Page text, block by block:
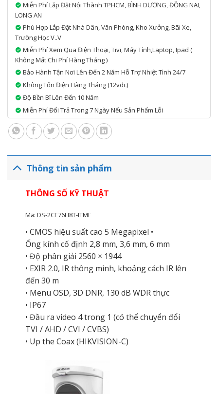
Miễn Phí Lắp Đặt Nội Thành TPHCM, BÌNH DƯƠNG, ĐỒNG NAI,
LONG AN
Phù Hợp Lắp Đặt Nhà Dân, Văn Phòng, Kho Xưởng, Bãi Xe,
Trường Học V..v
Miễn Phí Xem Qua Điện Thoại, Tivi, Máy Tính,laptop, Ipad (
Không Mất Chi Phí Hàng Tháng )
Bảo Hành Tận Nơi Lên Đến 2 Năm Hỗ Trợ Nhiệt Tình 24/7
Không Tốn Điện Hàng Tháng (12vdc)
Độ Bền Bĩ Lên Đến 10 Năm
Miễn Phí Đổi Trả Trong 7 Ngày Nếu Sản Phẩm Lỗi
Thông tin sản phẩm
THÔNG SỐ KỸ THUẬT
Mã: DS-2CE76H8T-ITMF
• CMOS hiệu suất cao 5 Megapixel •
Ống kính cố định 2,8 mm, 3,6 mm, 6 mm
• Độ phân giải 2560 × 1944
• EXIR 2.0, IR thông minh, khoảng cách IR lên
đến 30 m
• Menu OSD, 3D DNR, 130 dB WDR thực
• IP67
• Đầu ra video 4 trong 1 (có thể chuyển đổi
TVI / AHD / CVI / CVBS)
• Up the Coax (HIKVISION-C)